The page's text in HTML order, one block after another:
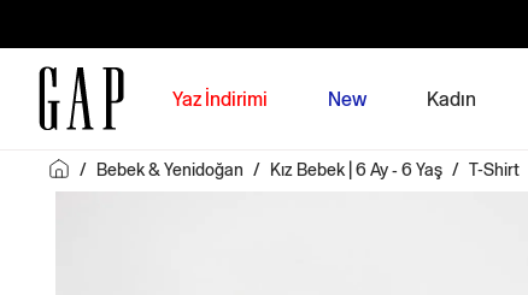
Yaz İndirimi New Kadın
/ Bebek & Yenidoğan / Kız Bebek | 6 Ay - 6 Yaş / T-Shirt